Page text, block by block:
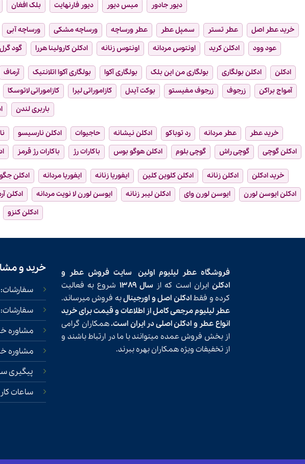
دیور جادور
میس دیور دیور فارنهایت بلک افغان
خرید عطر اصل عطر تستر سمپل عطر عطر ورساچه ورساچه مشکی ورساچه آبی
عود وود
ادکلن کرید اونتوس مردانه اونتوس زنانه ادکلن کارولینا هررا گود گرل
ادکلن ادکلن بولگاری بولگاری من این بلک بولگاری آکوا بولگاری آکوا اتلانتیک آرماف
آمواج براکن
زرجوف زرجوف مفیستو بوکت آیدل کازاموراتی لیرا کازاموراتی لاتوسکا
باربری لندن
خرید عطر عطر مردانه رد توباکو ادکلن نیشانه حاجیوات ادکلن نارسیسو
ادکلن گوچی
گوچی راش گوچی بلوم ادکلن هوگو بوس باکارات رژ باکارات رژ قرمز
خرید ادکلن ادکلن زنانه ادکلن کلوین کلین ایفوریا زنانه ایفوریا مردانه ادکلن
ادکلن ایوسن لورن
ایوسن لورن وای ادکلن لیبر زنانه ایوسن لورن لا نویت مردانه ادکلن
ادکلن کنزو
فروشگاه عطر لیلیوم اولین
سایت فروش عطر و
ادکلنایران است که از سال ۱۳۸۹
شروع به فعالیت
کرده و فقطادکلن اصل و اورجینالبه فروش میرساند.
عطر لیلیوم مرجعی کامل از اطلاعات و قیمت برای خرید
انواع عطر و ادکلن اصلی در ایران است.همکاران گرامی
از بخش فروش عمده میتوانند با ما در ارتباط باشند و
از تخفیفات ویژه همکاران بهره ببرند.
خرید و
سفارشات:
سفارشات:
مشاوره
مشاوره
پیگیری
ساعات